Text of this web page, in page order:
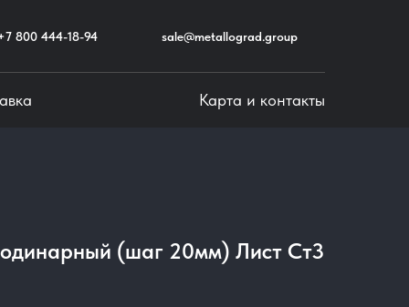
800 444-18-94 sale@metallograd.group
Карта и контакты
(шаг 20мм) Лист Ст3